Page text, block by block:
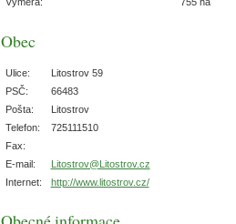
Obec
Ulice:
Litostrov 59
PSČ:
66483
Pošta:
Litostrov
Telefon:
725111510
Fax:
E-mail:
Litostrov@Litostrov.cz
Internet:
http://www.litostrov.cz/